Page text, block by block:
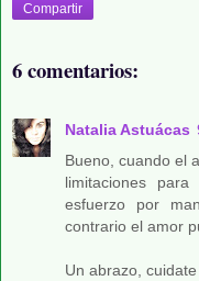
Compartir
6 comentarios:
Natalia Astuácas
Bueno, cuando el
limitaciones
esfuerzo por
contrario el amor
Un abrazo,